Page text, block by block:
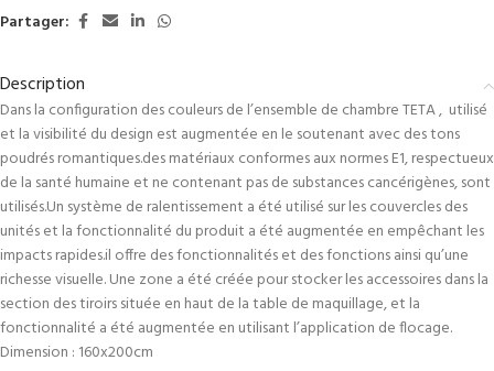
Partager:
Description
Dans la configuration des couleurs de l’ensemble de chambre TETA , utilisé
et la visibilité du design est augmentée en le soutenant avec des tons
poudrés romantiques.des matériaux conformes aux normes E1, respectueux
de la santé humaine et ne contenant pas de substances cancérigènes, sont
utilisés.Un système de ralentissement a été utilisé sur les couvercles des
unités et la fonctionnalité du produit a été augmentée en empêchant les
impacts rapides.il offre des fonctionnalités et des fonctions ainsi qu’une
richesse visuelle. Une zone a été créée pour stocker les accessoires dans la
section des tiroirs située en haut de la table de maquillage, et la
fonctionnalité a été augmentée en utilisant l’application de flocage.
Dimension : 160x200cm